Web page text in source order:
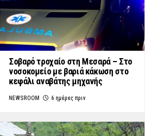
Σοβαρό τροχαίο στη Μεσαρά – Στο
νοσοκομείο με βαριά κάκωση στο
κεφάλι αναβάτης μηχανής
NEWSROOM 6 ημέρες πριν